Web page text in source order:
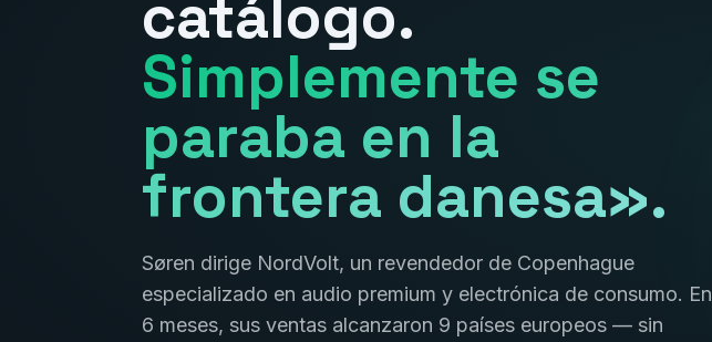
catálogo.
Simplemente se
paraba en la
frontera danesa».
Søren dirige NordVolt, un revendedor de Copenhague
especializado en audio premium y electrónica de consumo. En
6 meses, sus ventas alcanzaron 9 países europeos — sin